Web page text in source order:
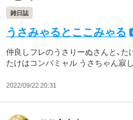
雑日誌
うさみゃるとここみゃる
仲良しフレのうさりーぬさんと、た
たけはコンバミャル うさちゃん寂
2022/09/22 20:31